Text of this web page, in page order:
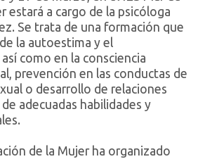
estará a cargo de la psicóloga
Se trata de una formación que
la autoestima y el
como en la consciencia
prevención en las conductas de
o desarrollo de relaciones
adecuadas habilidades y
de la Mujer ha organizado